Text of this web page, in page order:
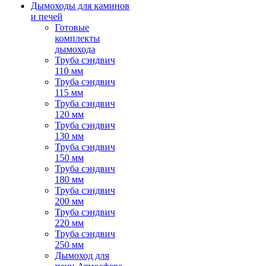
Дымоходы для каминов
и печей
Готовые
комплекты
дымохода
Труба сэндвич
110 мм
Труба сэндвич
115 мм
Труба сэндвич
120 мм
Труба сэндвич
130 мм
Труба сэндвич
150 мм
Труба сэндвич
180 мм
Труба сэндвич
200 мм
Труба сэндвич
220 мм
Труба сэндвич
250 мм
Дымоход для